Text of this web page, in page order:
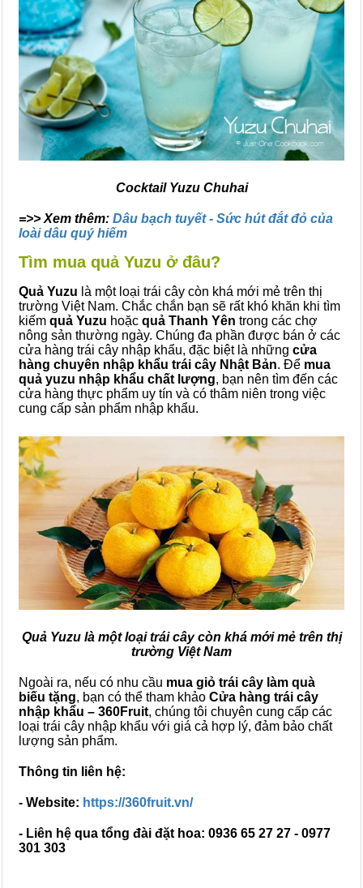
Cocktail Yuzu Chuhai
=>> Xem thêm: Dâu bạch tuyết - Sức hút đắt đỏ của
loài dâu quý hiếm
Tìm mua quả Yuzu ở đâu?
Quả Yuzu là một loại trái cây còn khá mới mẻ trên thị
trường Việt Nam. Chắc chắn bạn sẽ rất khó khăn khi tìm
kiếm quả Yuzu hoặc quả Thanh Yên trong các chợ
nông sản thường ngày. Chúng đa phần được bán ở các
cửa hàng trái cây nhập khẩu, đặc biệt là những cửa
hàng chuyên nhập khẩu trái cây Nhật Bản. Để mua
quả yuzu nhập khẩu chất lượng, bạn nên tìm đến các
cửa hàng thực phẩm uy tín và có thâm niên trong việc
cung cấp sản phẩm nhập khẩu.
Quả Yuzu là một loại trái cây còn khá mới mẻ trên thị
trường Việt Nam
Ngoài ra, nếu có nhu cầu mua giỏ trái cây làm quà
biếu tặng, bạn có thể tham khảo Cửa hàng trái cây
nhập khẩu – 360Fruit, chúng tôi chuyên cung cấp các
loại trái cây nhập khẩu với giá cả hợp lý, đảm bảo chất
lượng sản phẩm.
Thông tin liên hệ:
- Website: https://360fruit.vn/
- Liên hệ qua tổng đài đặt hoa: 0936 65 27 27 - 0977
301 303